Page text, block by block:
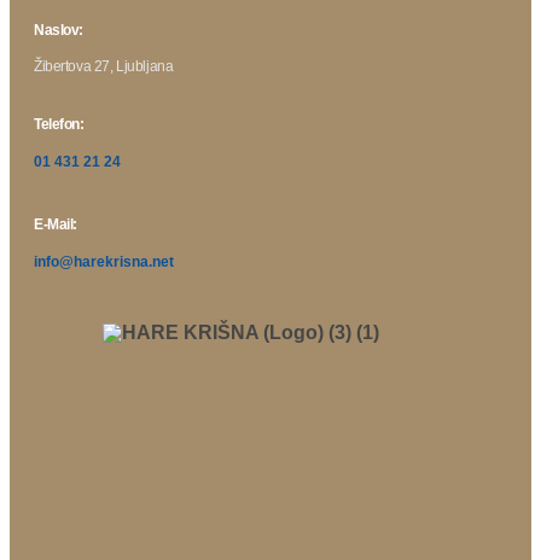
Naslov:
Žibertova 27, Ljubljana
Telefon:
01 431 21 24
E-Mail:
info@harekrisna.net